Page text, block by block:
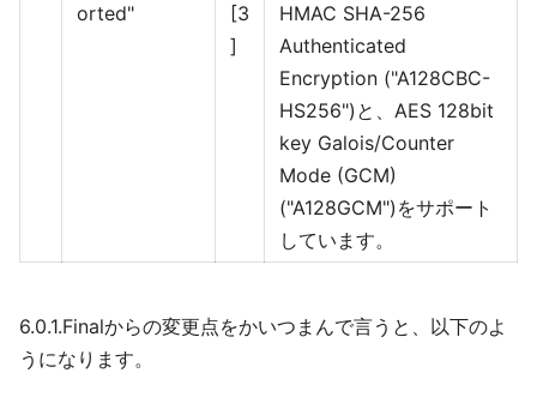
orted"
[3
]
HMAC SHA-256
Authenticated
Encryption ("A128CBC-
HS256")と、AES 128bit
key Galois/Counter
Mode (GCM)
("A128GCM")をサポート
しています。
6.0.1.Finalからの変更点をかいつまんで言うと、以下のよ
うになります。